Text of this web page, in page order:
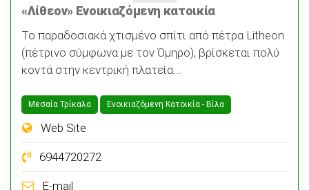
«Λίθεον» Ενοικιαζόμενη κατοικία
Το παραδοσιακά χτισμένο σπίτι από πέτρα Litheon
(πέτρινο σύμφωνα με τον Όμηρο), βρίσκεται πολύ
κοντά στην κεντρική πλατεία...
Μεσαία Τρίκαλα Ενοικιαζόμενη Κατοικία - Bίλα
Web Site
6944720272
E-mail